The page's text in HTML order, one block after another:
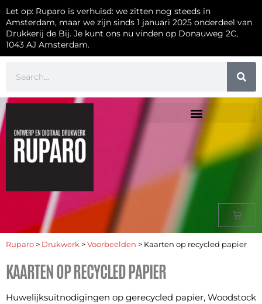
Let op: Ruparo is verhuisd: we zitten nog steeds in
Amsterdam, maar we zijn sinds 1 januari 2025 onderdeel van
Drukkerij de Bij. Je kunt ons nu vinden op Donauweg 2C,
1043 AJ Amsterdam.
Ruparo > Drukwerk > Voorbeelden > Kaarten op recycled papier
KAARTEN OP RECYCLED PAPIER
Huwelijksuitnodigingen op gerecycled papier, Woodstock